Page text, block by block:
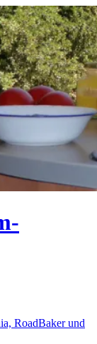
RoadBaker und